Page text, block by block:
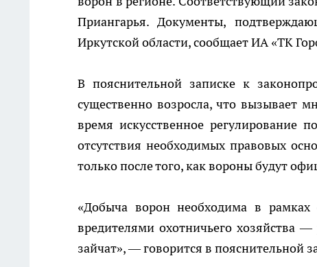
Приангарья. Документы,
Иркутской области, сообщает ИА «ТК
В пояснительной записке к
существенно возросла, что вызывает
время искусственное регулирование
отсутствия необходимых правовых
только после того, как вороны будут
«Добыча ворон необходима в
вредителями охотничьего хозяйства
зайчат», — говорится в пояснительной